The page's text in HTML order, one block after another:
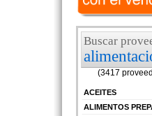
Buscar
(3417
ACEITES
ALIMENTOS